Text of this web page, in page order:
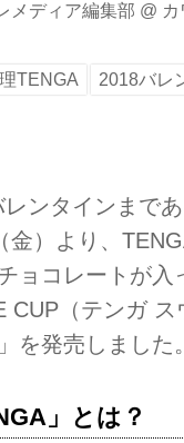
メディア編集部 @
TENGA 2018バレ
ンタインまで
金）より、
ョコレートが入
CUP（テンガ ス
を発売しました。
」とは？